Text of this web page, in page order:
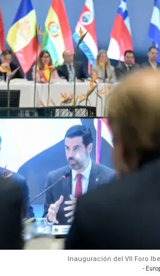
Inauguración del VII Foro
-